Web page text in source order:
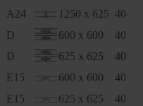
A24
1250 x 625 40
D
600 x 600 40
D
625 x 625 40
E15
600 x 600 40
E15
625 x 625 40